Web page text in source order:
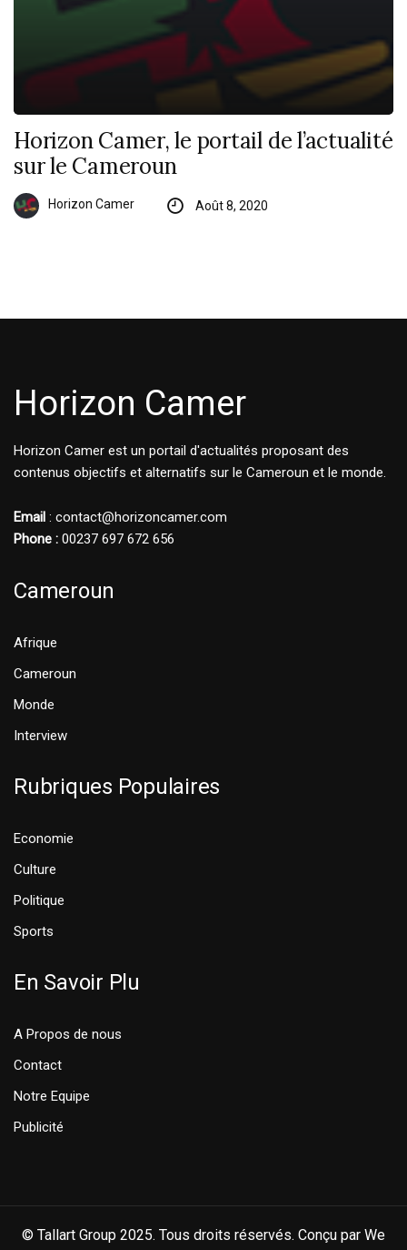
Horizon Camer, le portail de l’actualité
sur le Cameroun
Horizon Camer Août 8, 2020
Horizon Camer
Horizon Camer est un portail d'actualités proposant des
contenus objectifs et alternatifs sur le Cameroun et le monde.
Email : contact@horizoncamer.com
Phone : 00237 697 672 656
Cameroun
Afrique
Cameroun
Monde
Interview
Rubriques Populaires
Economie
Culture
Politique
Sports
En Savoir Plu
A Propos de nous
Contact
Notre Equipe
Publicité
© Tallart Group 2025. Tous droits réservés. Conçu par We